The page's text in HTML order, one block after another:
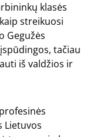
klasės
streikuosi
Gegužės
tačiau
iš valdžios ir
Lietuvos